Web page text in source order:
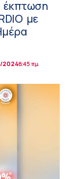
έκπτωση
με
20248:45 πμ